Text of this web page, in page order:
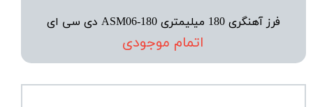
فرز آهنگری 180 میلیمتری ASM06-180 دی سی ای
اتمام موجودی